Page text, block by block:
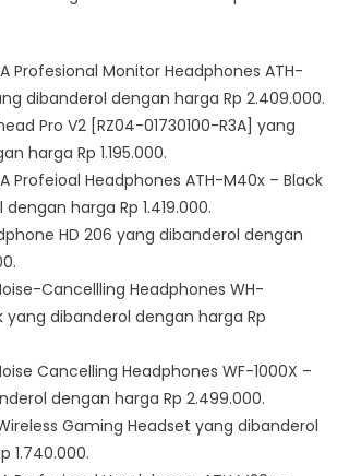
Profesional Monitor Headphones ATH-
dibanderol dengan harga Rp 2.409.000.
Pro V2 [RZ04-01730100-R3A] yang
harga Rp 1.195.000.
Profeioal Headphones ATH-M40x – Black
harga Rp 1.419.000.
HD 206 yang dibanderol dengan
Cancellling Headphones WH-
yang dibanderol dengan harga Rp
Cancelling Headphones WF-1000X –
dengan harga Rp 2.499.000.
Wireless Gaming Headset yang dibanderol
1.740.000.